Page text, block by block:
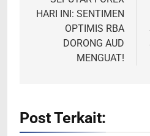
HARI INI: SENTIMEN
OPTIMIS RBA
DORONG AUD
MENGUAT!
Post Terkait: